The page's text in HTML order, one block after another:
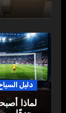
دليل
لماذا